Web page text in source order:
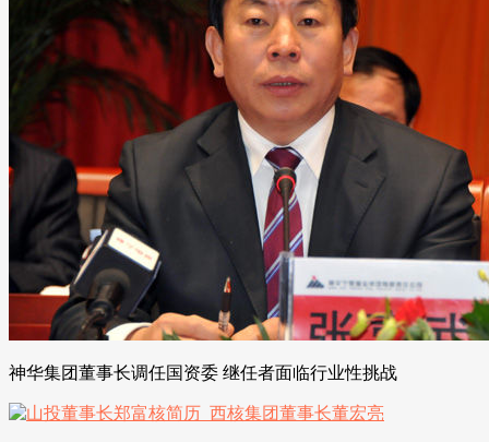
神华集团董事长调任国资委 继任者面临行业性挑战